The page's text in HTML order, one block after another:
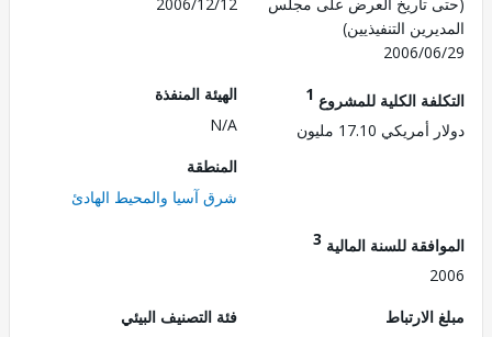
التنفيذيين)
2006/
الكلية للمشروع1
17.10 مليون
الهيئة المنفذة
شرق آسيا والمحيط الهادئ
للسنة المالية3
فئة التصنيف البيئي